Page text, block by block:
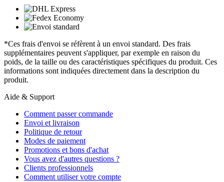
*Ces frais d'envoi se réfèrent à un envoi standard. Des frais
supplémentaires peuvent s'appliquer, par exemple en raison du
poids, de la taille ou des caractéristiques spécifiques du produit. Ces
informations sont indiquées directement dans la description du
produit.
Aide & Support
Comment passer commande
Envoi et livraison
Politique de retour
Modes de paiement
Promotions et bons d'achat
Vous avez d'autres questions ?
Clients professionnels
Comment utiliser votre compte